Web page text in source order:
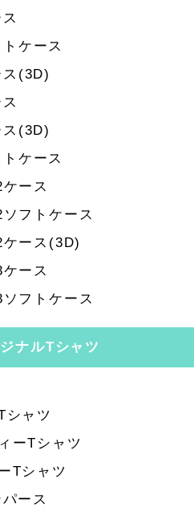
ケース
(3D)
(3D)
ケース
ース
フトケース
ース(3D)
ース
フトケース
ナルTシャツ
シャツ
ーTシャツ
Tシャツ
ース